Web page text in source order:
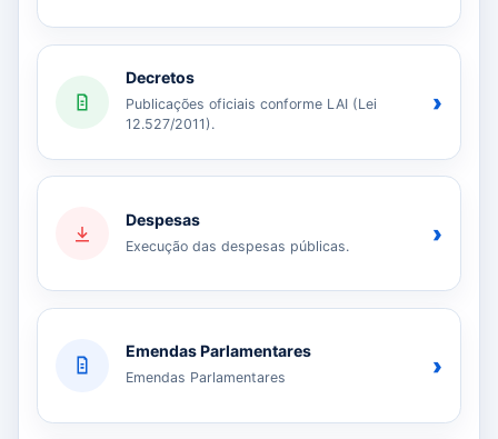
Decretos
Publicações oficiais conforme LAI (Lei
12.527/2011).
›
Despesas
Execução das despesas públicas. ›
Emendas Parlamentares
Emendas Parlamentares ›